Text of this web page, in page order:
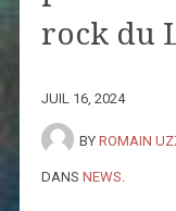
rock du
JUIL 16, 2024
BY ROMAIN
DANS NEWS